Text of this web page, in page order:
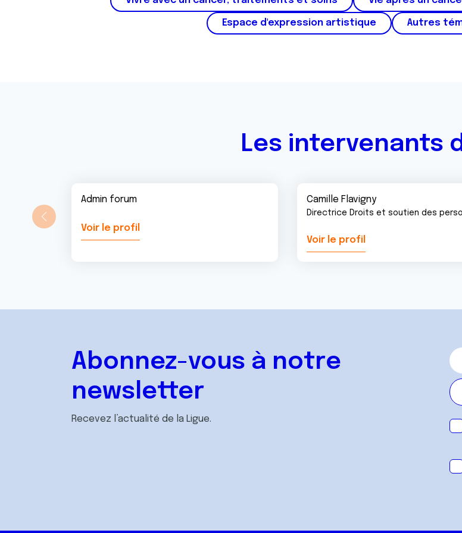
m
Espace d'expression artistique Autres
Les intervenants
Admin forum
Voir le profil
Camille Flavigny
Directrice Droits et soutien des
Voir le profil
Abonnez-vous à notre
newsletter
Recevez l’actualité de la Ligue.